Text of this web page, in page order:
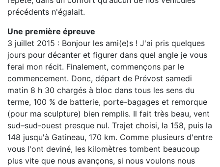
précédents n'égalait.
Une première épreuve
3 juillet 2015 : Bonjour les ami(e)s ! J'ai pris quelques
jours pour décanter et figurer dans quel angle je vous
ferai mon récit. Finalement, commençons par le
commencement. Donc, départ de Prévost samedi
matin 8 h 30 chargés à bloc dans tous les sens du
terme, 100 % de batterie, porte-bagages et remorque
(pour ma sculpture) bien remplis. Il fait très beau, vent
sud–sud-ouest presque nul. Trajet choisi, la 158, puis la
148 jusqu'à Gatineau, 170 km. Comme plusieurs d'entre
vous l'ont deviné, les kilomètres tombent beaucoup
plus vite que nous avançons, si nous voulons nous